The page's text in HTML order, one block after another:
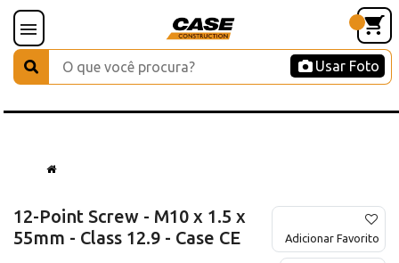
Usar Foto
12-Point Screw - M10 x 1.5 x
55mm - Class 12.9 - Case CE
Adicionar Favorito